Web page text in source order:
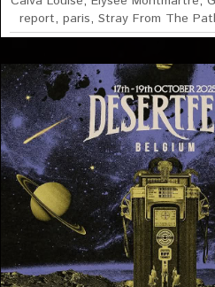
report, paris, Stray From The